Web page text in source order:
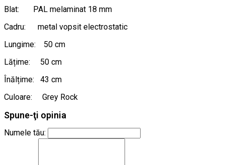
Blat: PAL melaminat 18 mm
Cadru: metal vopsit electrostatic
Lungime: 50 cm
Lățime: 50 cm
Înălțime: 43 cm
Culoare: Grey Rock
Spune-ţi opinia
Numele tău: